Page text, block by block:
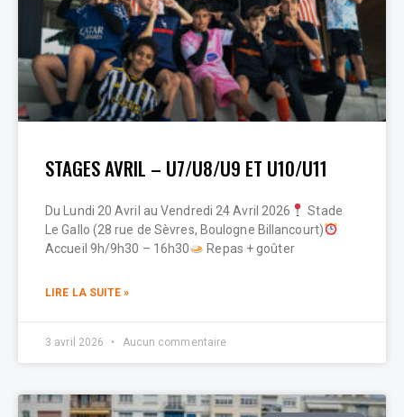
STAGES AVRIL – U7/U8/U9 ET U10/U11
Du Lundi 20 Avril au Vendredi 24 Avril 2026
Stade
Le Gallo (28 rue de Sèvres, Boulogne Billancourt)
Accueil 9h/9h30 – 16h30
Repas + goûter
LIRE LA SUITE »
3 avril 2026 Aucun commentaire